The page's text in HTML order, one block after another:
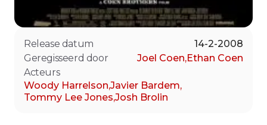
Release datum
14-2-2008
Geregisseerd door
Joel Coen,Ethan Coen
Acteurs
Woody Harrelson,Javier Bardem,
Tommy Lee Jones,Josh Brolin